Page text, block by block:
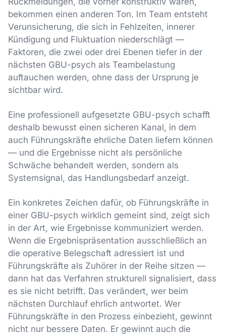
bekommen einen anderen Ton. Im Team entsteht
Verunsicherung, die sich in Fehlzeiten, innerer
Kündigung und Fluktuation niederschlägt —
Faktoren, die zwei oder drei Ebenen tiefer in der
nächsten GBU-psych als Teambelastung
auftauchen werden, ohne dass der Ursprung je
sichtbar wird.
Eine professionell aufgesetzte GBU-psych schafft
deshalb bewusst einen sicheren Kanal, in dem
auch Führungskräfte ehrliche Daten liefern können
— und die Ergebnisse nicht als persönliche
Schwäche behandelt werden, sondern als
Systemsignal, das Handlungsbedarf anzeigt.
Ein konkretes Zeichen dafür, ob Führungskräfte in
einer GBU-psych wirklich gemeint sind, zeigt sich
in der Art, wie Ergebnisse kommuniziert werden.
Wenn die Ergebnispräsentation ausschließlich an
die operative Belegschaft adressiert ist und
Führungskräfte als Zuhörer in der Reihe sitzen —
dann hat das Verfahren strukturell signalisiert, dass
es sie nicht betrifft. Das verändert, wer beim
nächsten Durchlauf ehrlich antwortet. Wer
Führungskräfte in den Prozess einbezieht, gewinnt
nicht nur bessere Daten. Er gewinnt auch die